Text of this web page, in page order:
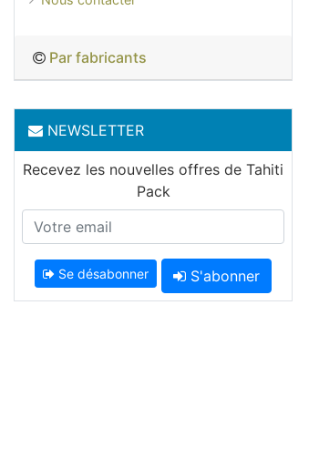
Par fabricants
NEWSLETTER
Recevez les nouvelles offres de Tahiti
Pack
Se désabonner S'abonner